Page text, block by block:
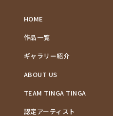
HOME
作品一覧
ギャラリー紹介
ABOUT US
TEAM TINGA TINGA
認定アーティスト